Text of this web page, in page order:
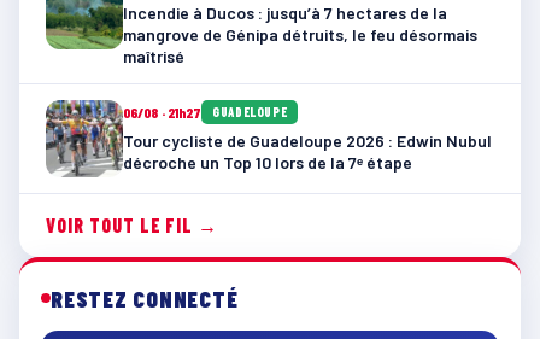
Incendie à Ducos : jusqu’à 7 hectares de la
mangrove de Génipa détruits, le feu désormais
maîtrisé
06/08 · 21h27 GUADELOUPE
Tour cycliste de Guadeloupe 2026 : Edwin Nubul
décroche un Top 10 lors de la 7ᵉ étape
VOIR TOUT LE FIL →
RESTEZ CONNECTÉ